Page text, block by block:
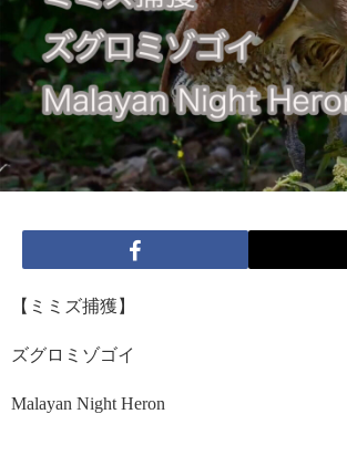
【ミミズ捕獲】
ズグロミゾゴイ
Malayan Night Heron